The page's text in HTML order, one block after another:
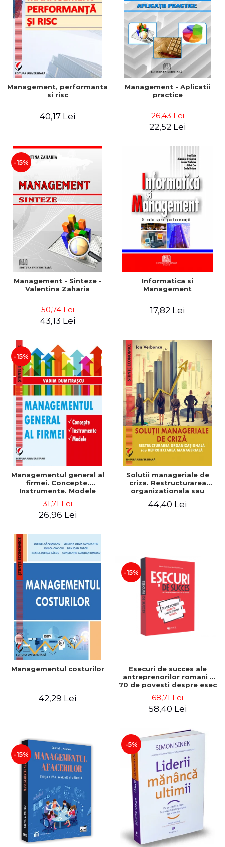
Management, performanta
si risc
40,17 Lei
Management - Aplicatii
practice
26,43 Lei
22,52 Lei
-15%
Management - Sinteze -
Valentina Zaharia
50,74 Lei
43,13 Lei
Informatica si
Management
17,82 Lei
-15%
Managementul general al
firmei. Concepte.
Instrumente. Modele
31,71 Lei
26,96 Lei
Solutii manageriale de
criza. Restructurarea
organizationala sau
44,40 Lei
Managementul costurilor
42,29 Lei
-15%
Esecuri de succes ale
antreprenorilor romani -
70 de povesti despre esec
68,71 Lei
58,40 Lei
-15%
-5%